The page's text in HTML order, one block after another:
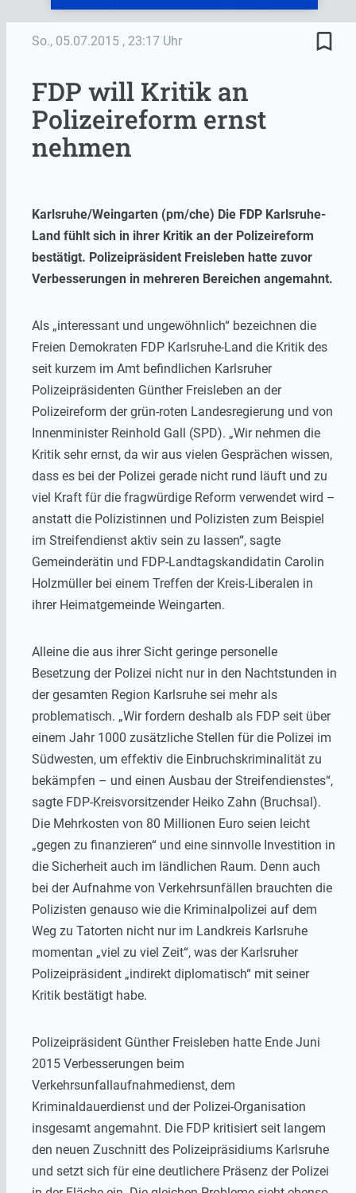
So., 05.07.2015 , 23:17 Uhr bookmark_border
FDP will Kritik an
Polizeireform ernst
nehmen
Karlsruhe/Weingarten (pm/che) Die FDP Karlsruhe-
Land fühlt sich in ihrer Kritik an der Polizeireform
bestätigt. Polizeipräsident Freisleben hatte zuvor
Verbesserungen in mehreren Bereichen angemahnt.
Als „interessant und ungewöhnlich“ bezeichnen die
Freien Demokraten FDP Karlsruhe-Land die Kritik des
seit kurzem im Amt befindlichen Karlsruher
Polizeipräsidenten Günther Freisleben an der
Polizeireform der grün-roten Landesregierung und von
Innenminister Reinhold Gall (SPD). „Wir nehmen die
Kritik sehr ernst, da wir aus vielen Gesprächen wissen,
dass es bei der Polizei gerade nicht rund läuft und zu
viel Kraft für die fragwürdige Reform verwendet wird –
anstatt die Polizistinnen und Polizisten zum Beispiel
im Streifendienst aktiv sein zu lassen“, sagte
Gemeinderätin und FDP-Landtagskandidatin Carolin
Holzmüller bei einem Treffen der Kreis-Liberalen in
ihrer Heimatgemeinde Weingarten.
Alleine die aus ihrer Sicht geringe personelle
Besetzung der Polizei nicht nur in den Nachtstunden in
der gesamten Region Karlsruhe sei mehr als
problematisch. „Wir fordern deshalb als FDP seit über
einem Jahr 1000 zusätzliche Stellen für die Polizei im
Südwesten, um effektiv die Einbruchskriminalität zu
bekämpfen – und einen Ausbau der Streifendienstes“,
sagte FDP-Kreisvorsitzender Heiko Zahn (Bruchsal).
Die Mehrkosten von 80 Millionen Euro seien leicht
„gegen zu finanzieren“ und eine sinnvolle Investition in
die Sicherheit auch im ländlichen Raum. Denn auch
bei der Aufnahme von Verkehrsunfällen brauchten die
Polizisten genauso wie die Kriminalpolizei auf dem
Weg zu Tatorten nicht nur im Landkreis Karlsruhe
momentan „viel zu viel Zeit“, was der Karlsruher
Polizeipräsident „indirekt diplomatisch“ mit seiner
Kritik bestätigt habe.
Polizeipräsident Günther Freisleben hatte Ende Juni
2015 Verbesserungen beim
Verkehrsunfallaufnahmedienst, dem
Kriminaldauerdienst und der Polizei-Organisation
insgesamt angemahnt. Die FDP kritisiert seit langem
den neuen Zuschnitt des Polizeipräsidiums Karlsruhe
und setzt sich für eine deutlichere Präsenz der Polizei